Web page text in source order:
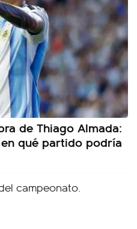
de Thiago Almada:
qué partido podría